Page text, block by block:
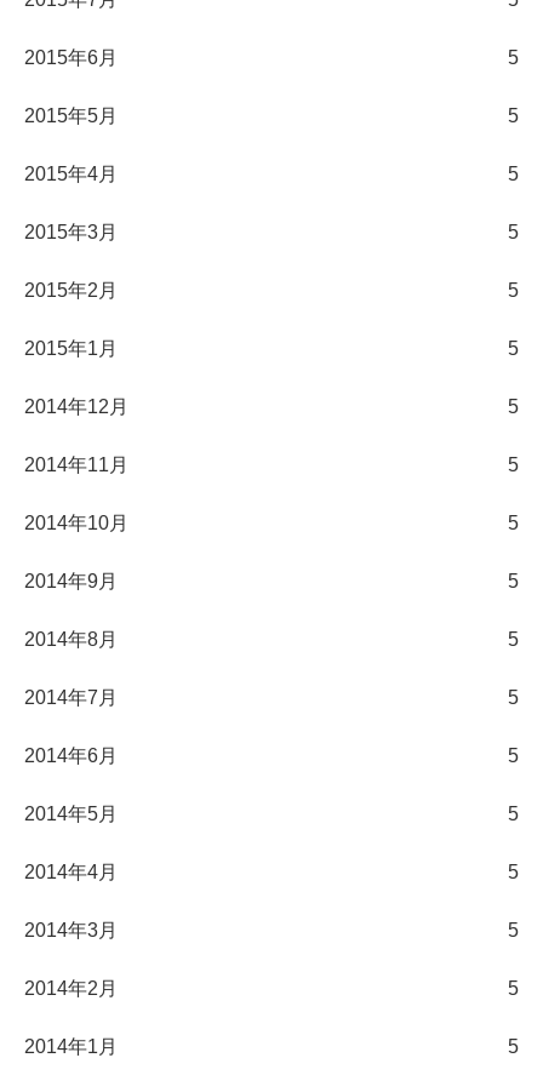
2015年6月 5
2015年5月 5
2015年4月 5
2015年3月 5
2015年2月 5
2015年1月 5
2014年12月 5
2014年11月 5
2014年10月 5
2014年9月 5
2014年8月 5
2014年7月 5
2014年6月 5
2014年5月 5
2014年4月 5
2014年3月 5
2014年2月 5
2014年1月 5